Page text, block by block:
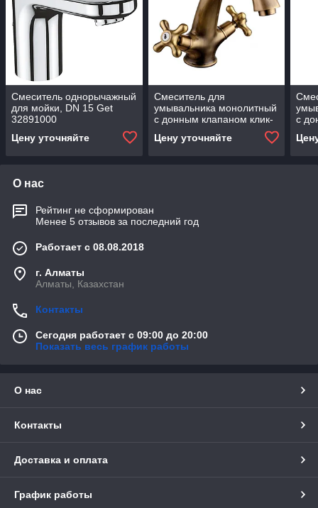
Смеситель однорычажный
для мойки, DN 15 Get
32891000
Цену уточняйте
Смеситель для
умывальника монолитный
с донным клапаном клик-
LM2806B "Винтаж"
Цену уточняйте
с
О нас
Рейтинг не сформирован
Менее 5 отзывов за последний год
Работает с 08.08.2018
г. Алматы
Алматы, Казахстан
Контакты
Сегодня работает с 09:00 до 20:00
Показать весь график работы
О нас
Контакты
Доставка и оплата
График работы